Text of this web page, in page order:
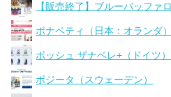
【販売終了】ブルーバッファ
ボナペティ（日本：オランダ）
ボッシュ ザナベレ+（ドイツ）
ボジータ（スウェーデン）